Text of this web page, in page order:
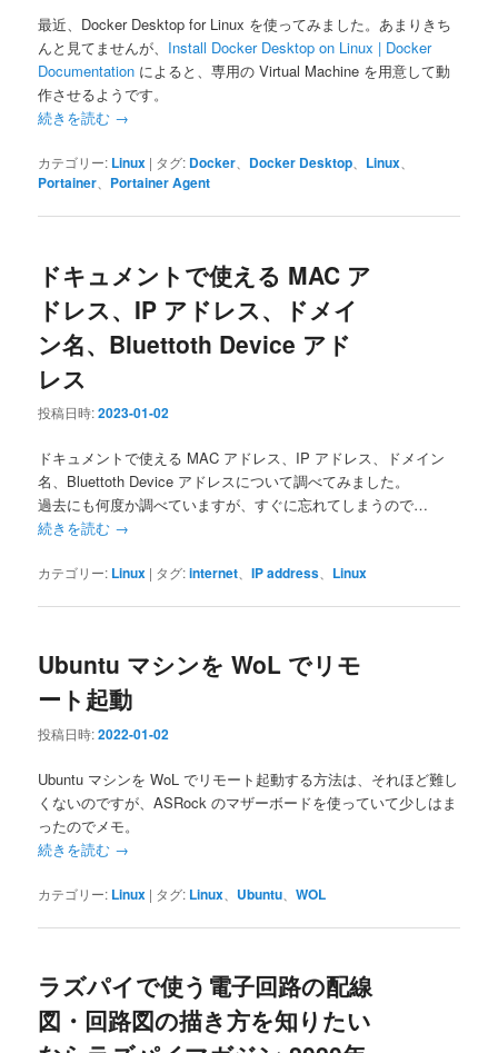
最近、Docker Desktop for Linux を使ってみました。あまりきち
んと見てませんが、 Install Docker Desktop on Linux | Docker
Documentation によると、専用の Virtual Machine を用意して動
作させるようです。
続きを読む →
カテゴリー: Linux | タグ: Docker Docker Desktop Linux
Portainer Portainer Agent
ドキュメントで使える MAC ア
ドレス、IP アドレス、ドメイ
ン名、Bluettoth Device アド
レス
投稿日時:2023-01-02
ドキュメントで使える MAC アドレス、IP アドレス、ドメイン
名、Bluettoth Device アドレスについて調べてみました。
過去にも何度か調べていますが、すぐに忘れてしまうので…
続きを読む →
カテゴリー: Linux | タグ:internet 、IP address Linux
Ubuntu マシンを WoL でリモ
ート起動
投稿日時:2022-01-02
Ubuntu マシンを WoL でリモート起動する方法は、それほど難し
くないのですが、ASRock のマザーボードを使っていて少しはま
ったのでメモ。
続きを読む →
カテゴリー: Linux | タグ: Linux Ubuntu 、WOL
ラズパイで使う電子回路の配線
図・回路図の描き方を知りたい